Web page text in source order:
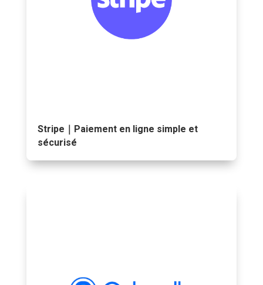
Stripe｜Paiement en ligne simple et
sécurisé